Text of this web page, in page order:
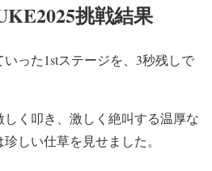
挑戦結果
った1stステージを、3秒残しで
く叩き、激しく絶叫する温厚な
しい仕草を見せました。